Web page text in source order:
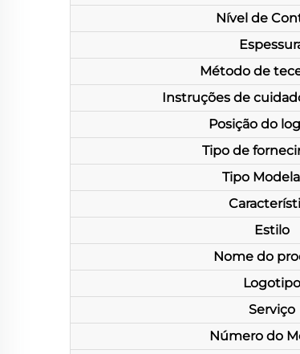
Nível de
Método de
Instruções de
Posição do
Tipo de
Tipo
Estilo
Nome do
Logotipo
Serviço
Número do